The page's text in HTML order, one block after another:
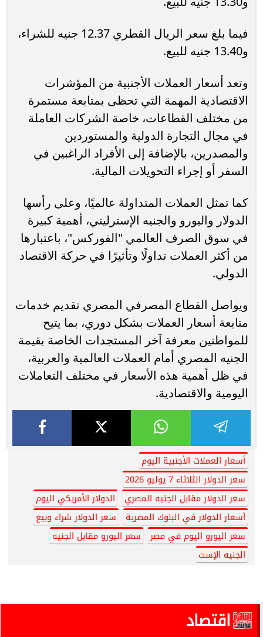
فيما بلغ سعر الريال القطري 12.37 جنيه للشراء،
و13.40 جنيه للبيع.
وتعد أسعار العملات الأجنبية من المؤشرات
الاقتصادية المهمة التي تحظى بمتابعة مستمرة
من مختلف القطاعات، خاصة الشركات العاملة
في مجال التجارة الدولية والمستوردين
والمصدرين، بالإضافة إلى الأفراد الراغبين في
السفر أو إجراء التحويلات المالية.
كما تمثل العملات المتداولة عالميًا، وعلى رأسها
الدولار واليورو والجنيه الإسترليني، أهمية كبيرة
في سوق الصرف العالمي "الفوركس"، باعتبارها
من أكثر العملات تداولًا وتأثيرًا في حركة الاقتصاد
الدولي.
ويواصل القطاع المصرفي المصري تقديم خدمات
متابعة أسعار العملات بشكل دوري، بما يتيح
للمواطنين معرفة آخر المستجدات الخاصة بقيمة
الجنيه المصري أمام العملات العالمية والعربية،
في ظل أهمية هذه الأسعار في مختلف التعاملات
اليومية والاقتصادية.
أسعار العملات الأجنبية اليوم
سعر الدولار الثلاثاء 7 يوليو 2026
سعر الدولار مقابل الجنيه المصري
الدولار الأمريكي اليوم
أسعار الدولار في البنوك المصرية
سعر الدولار شراء وبيع
سعر اليورو اليوم في مصر
سعر اليورو مقابل الجنيه
الجنيه الإست
اقتصاد